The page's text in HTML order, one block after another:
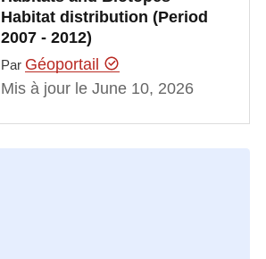
Habitat distribution (Period
2007 - 2012)
Par Géoportail
Mis à jour le June 10, 2026